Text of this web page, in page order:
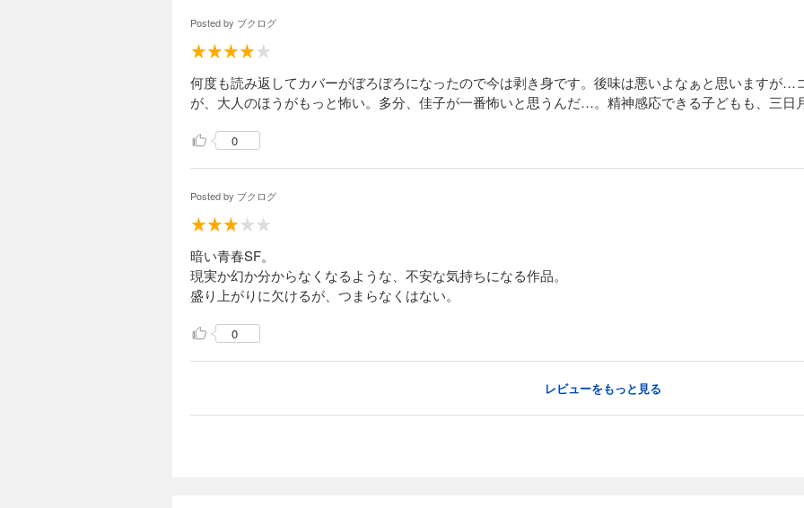
Posted by ブクログ
何度も読み返してカバーがぼろぼろになったので今は剥き身です。後味は悪いよなぁと思いますが…
が、大人のほうがもっと怖い。多分、佳子が一番怖いと思うんだ…。精神感応できる子どもも、三日
0
Posted by ブクログ
暗い青春SF。
現実か幻か分からなくなるような、不安な気持ちになる作品。
盛り上がりに欠けるが、つまらなくはない。
0
レビューをもっと見る